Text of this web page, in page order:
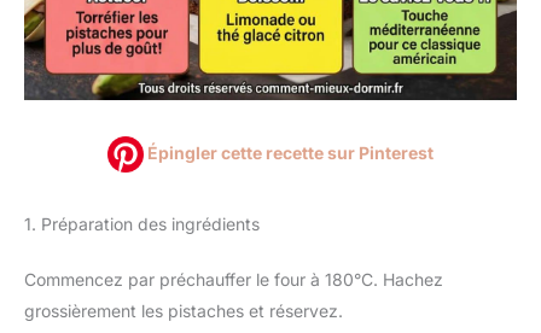
Épingler cette recette sur Pinterest
1. Préparation des ingrédients
Commencez par préchauffer le four à 180°C. Hachez
grossièrement les pistaches et réservez.